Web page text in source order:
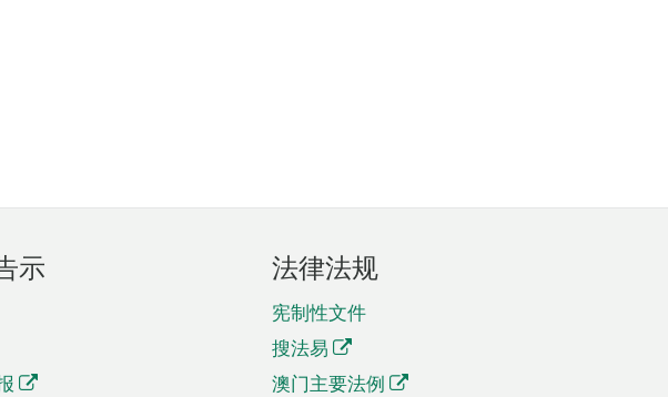
示 法律法规
宪制性文件
搜法易
澳门主要法例